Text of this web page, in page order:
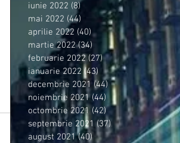
iunie 2022 (8)8 postări
mai 2022 (44) 44 postări
aprilie 2022 (40)40 postări
martie 2022 (34) 34 postări
februarie 2022 (27)27 postări
ianuarie 2022 (43) 43 postări
decembrie 2021 (44)44 postări
noiembrie 2021 (44) 44 postări
octombrie 2021 (42)42 postări
septembrie 2021 (37)37 postări
august 2021 (40)40 postări